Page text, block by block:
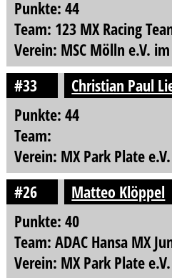
Punkte: 44
Team: 123 MX Racing
Verein: MSC Mölln e.V. im
#33
Christian Paul
Punkte: 44
Team:
Verein: MX Park Plate
#26
Matteo Klöppel
Punkte: 40
Team: ADAC Hansa MX
Verein: MX Park Plate